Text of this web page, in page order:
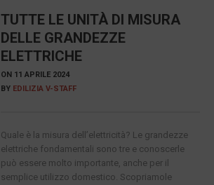
TUTTE LE UNITÀ DI MISURA
DELLE GRANDEZZE
ELETTRICHE
ON 11 APRILE 2024
BY EDILIZIA V-STAFF
Quale è la misura dell’elettricità? Le grandezze
elettriche fondamentali sono tre e conoscerle
può essere molto importante, anche per il
semplice utilizzo domestico. Scopriamole